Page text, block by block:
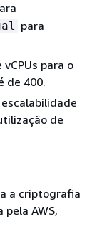
para
para o
de 400.
de
a criptografia
pela AWS,